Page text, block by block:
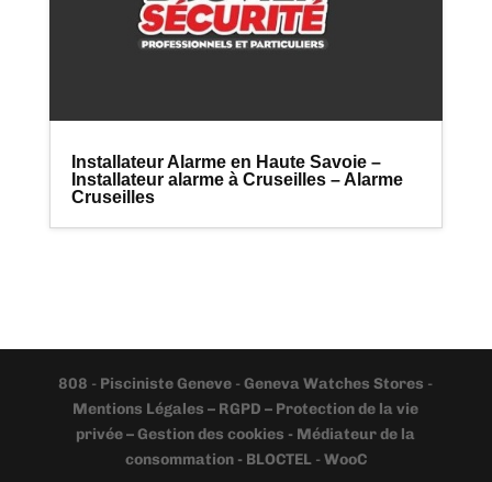
Installateur Alarme en Haute Savoie –
Installateur alarme à Cruseilles – Alarme
Cruseilles
808 - Pisciniste Geneve -Geneva Watches Stores -
Mentions Légales – RGPD – Protection de la vie
privée – Gestion des cookies - Médiateur de la
consommation - BLOCTEL -WooC